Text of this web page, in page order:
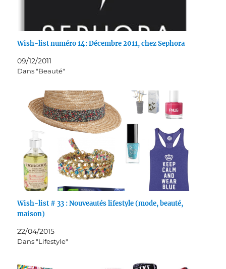
Wish-list numéro 14: Décembre 2011, chez Sephora
09/12/2011
Dans "Beauté"
Wish-list # 33 : Nouveautés lifestyle (mode, beauté,
maison)
22/04/2015
Dans "Lifestyle"